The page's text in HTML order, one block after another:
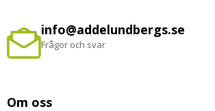
info@addelundbergs.se
Frågor och svar
Om oss